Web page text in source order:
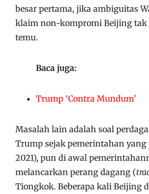
besar pertama, jika ambiguitas
klaim non-kompromi Beijing
temu.
Baca juga:
Trump ‘Contra Mundum’
Masalah lain adalah soal
Trump sejak pemerintahan yang
2021), pun di awal
melancarkan perang dagang (
Tiongkok. Beberapa kali Beijing